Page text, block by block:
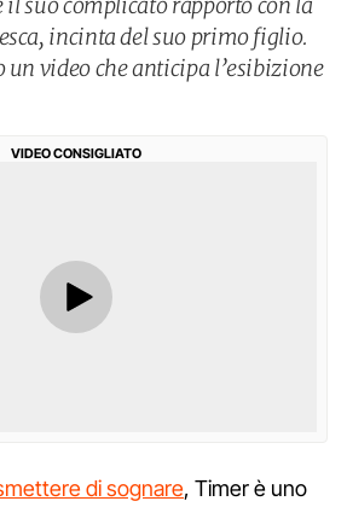
incinta del suo primo figlio.
un video che anticipa l’esibizione
VIDEO CONSIGLIATO
di sognare, Timer è uno